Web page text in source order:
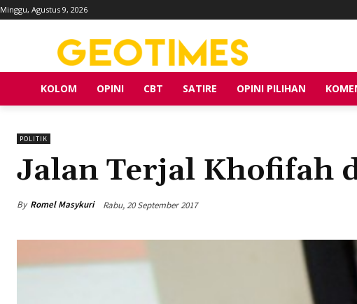
Minggu, Agustus 9, 2026
KOLOM OPINI CBT SATIRE OPINI PILIHAN
POLITIK
Jalan Terjal Khofifah
By Romel Masykuri Rabu, 20 September 2017